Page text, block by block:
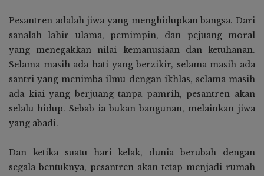
Pesantren adalah jiwa yang menghidupkan bangsa. Dari
sanalah lahir ulama, pemimpin, dan pejuang moral
yang menegakkan nilai kemanusiaan dan ketuhanan.
Selama masih ada hati yang berzikir, selama masih ada
santri yang menimba ilmu dengan ikhlas, selama masih
ada kiai yang berjuang tanpa pamrih, pesantren akan
selalu hidup. Sebab ia bukan bangunan, melainkan jiwa
yang abadi.
Dan ketika suatu hari kelak, dunia berubah dengan
segala bentuknya, pesantren akan tetap menjadi rumah